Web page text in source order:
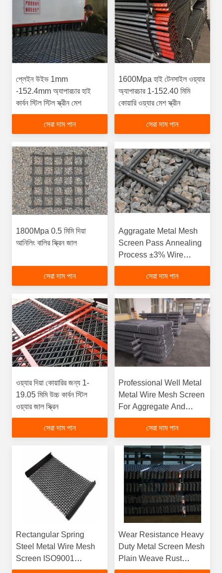
প্লেইন উইভ 1mm
-152.4mm অ্যাপারচার হাই
কার্বন স্টিল স্টিল স্ক্রীন মেশ
সেরা দাম পান
1600Mpa হাই টেনসাইল ওয়্যার
অ্যাপারচার 1-152.40 মিমি
কোয়ারি ওয়্যার মেশ স্ক্রীন
সেরা দাম পান
1800Mpa 0.5 মিমি দিয়া
আনিলিং বালির স্ক্রিন জাল
সেরা দাম পান
Aggragate Metal Mesh
Screen Pass Annealing
Process ±3% Wire
Diameter Errorfunction
gtElInit() {var lib = new
'bn', function () {});}
সেরা দাম পান
ওয়্যার দিয়া কোয়ারির জন্য 1-
19.05 মিমি উচ্চ কার্বন স্টিল
ওয়্যার জাল স্ক্রিন
সেরা দাম পান
Professional Well Metal
Metal Wire Mesh Screen
For Aggregate And
Quarry
সেরা দাম পান
Rectangular Spring
Steel Metal Wire Mesh
Screen ISO9001
Standards
Wear Resistance Heavy
Duty Metal Screen Mesh
Plain Weave Rust
Protectionfunction